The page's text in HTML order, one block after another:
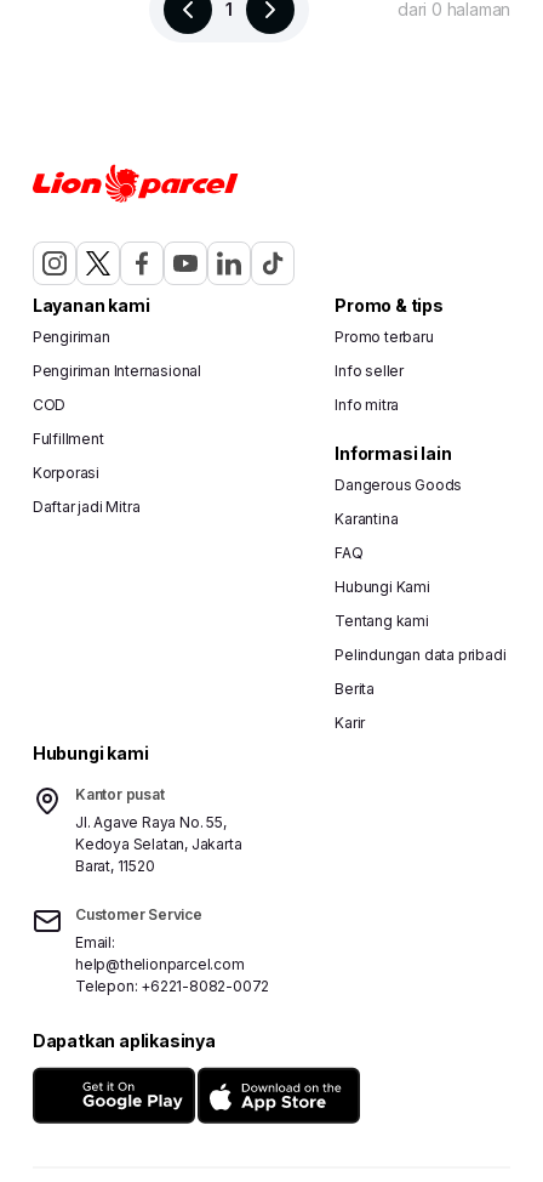
1 dari 0 halaman
Layanan kami
Pengiriman
Pengiriman Internasional
COD
Fulfillment
Korporasi
Daftar jadi Mitra
Promo & tips
Promo terbaru
Info seller
Info mitra
Informasi lain
Dangerous Goods
Karantina
FAQ
Hubungi Kami
Tentang kami
Pelindungan data pribadi
Berita
Karir
Hubungi kami
Kantor pusat
Jl. Agave Raya No. 55,
Kedoya Selatan, Jakarta
Barat, 11520
Customer Service
Email:
help@thelionparcel.com
Telepon: +6221-8082-0072
Dapatkan aplikasinya